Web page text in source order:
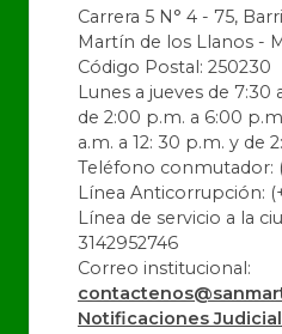
Carrera 5 N° 4 - 75,
Martín de los Llanos -
Código Postal: 250230
Lunes a jueves de 7:30
de 2:00 p.m. a 6:00
a.m. a 12: 30 p.m. y de
Teléfono conmutador:
Línea Anticorrupción:
Línea de servicio a la
3142952746
Correo institucional:
Notificaciones